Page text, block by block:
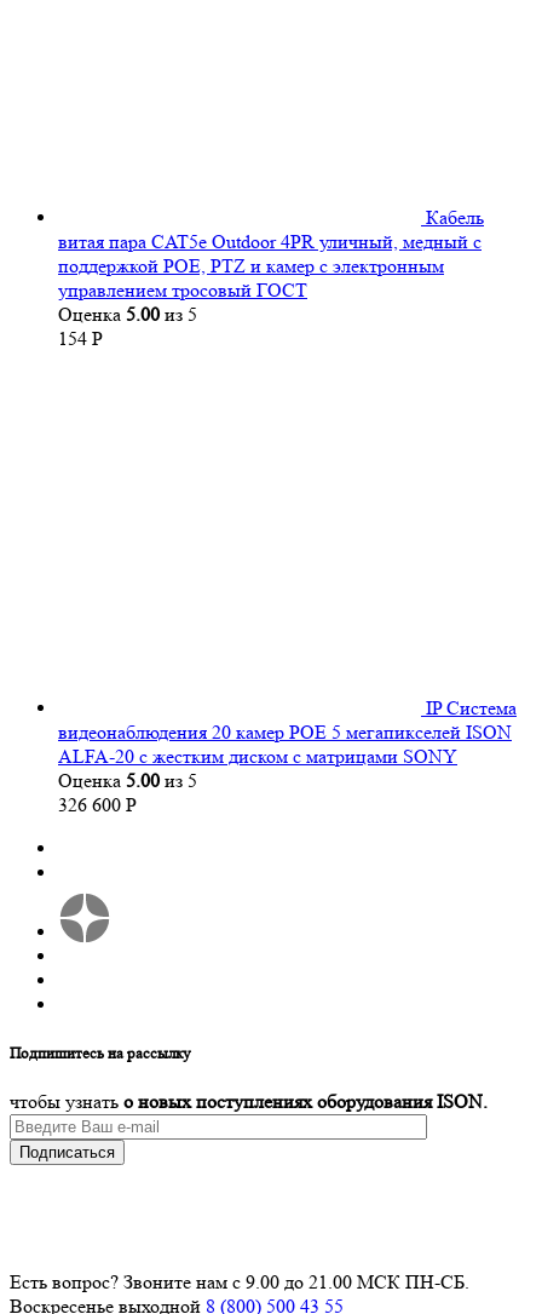
Кабель
витая пара CAT5e Outdoor 4PR уличный, медный с
поддержкой POE, PTZ и камер с электронным
управлением тросовый ГОСТ
Оценка 5.00 из 5
154 Р
IP Система
видеонаблюдения 20 камер POE 5 мегапикселей ISON
ALFA-20 с жестким диском с матрицами SONY
Оценка 5.00 из 5
326 600 Р
Подпишитесь на рассылку
чтобы узнать о новых поступлениях оборудования ISON.
Подписаться
Есть вопрос? Звоните нам с 9.00 до 21.00 МСК ПН-СБ.
Воскресенье выходной 8 (800) 500 43 55